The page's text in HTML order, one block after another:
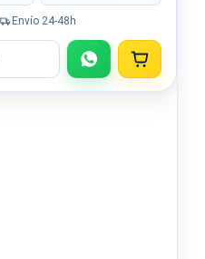
Envío 24-48h